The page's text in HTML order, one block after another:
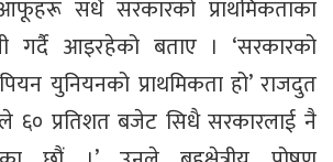
सधैं सरकारको प्राथमिकताका
गर्दै आइरहेको बताए । ‘सरकारको
युनियनको प्राथमिकता हो’ राजदुत
६० प्रतिशत बजेट सिधै सरकारलाई नै